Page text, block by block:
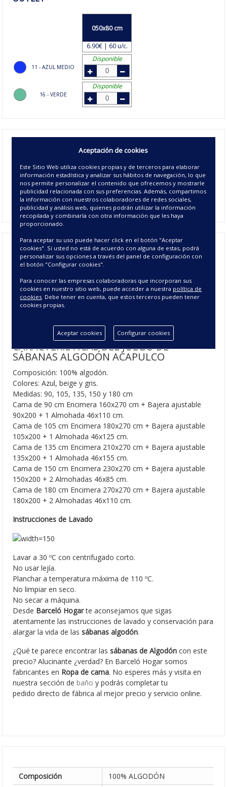
11 - AZUL MEDIO
16 - VERDE
050x80 cm
6.90€ | 60 u/c.
Disponible
Disponible
Juego de sábanas de algodón Acapulco
un fresco dibujo de hojas de palmeras. Disponible en colores
azules o verdes, y cinco medidas de cama. ¿Te apetece crear
un ambiente veraniego en el dormitorio? Con el juego
desábanas de algodón 100%y una de nuestras colchas
jacquard podrás conseguirlo.
Juego de Sábanas Acapulco - Sábanas
Estampadas 100% algodón
Losjuegos de sábanas algodón 100 por 100las hace
CARACTERÍSTICAS DEL JUEGO DE
SÁBANAS ALGODÓN ACAPULCO
Composición: 100% algodón.
Colores: Azul, beige y gris.
Medidas: 90, 105, 135, 150 y 180 cm
Cama de 90 cm Encimera 160x270 cm + Bajera ajustable
90x200 + 1 Almohada 46x110 cm.
Cama de 105 cm Encimera 180x270 cm + Bajera ajustable
105x200 + 1 Almohada 46x125 cm.
Cama de 135 cm Encimera 210x270 cm + Bajera ajustable
135x200 + 1 Almohada 46x155 cm.
Cama de 150 cm Encimera 230x270 cm + Bajera ajustable
150x200 + 2 Almohadas 46x85 cm.
Cama de 180 cm Encimera 270x270 cm + Bajera ajustable
180x200 + 2 Almohadas 46x110 cm.
Instrucciones de Lavado
Lavar a 30 ºC con centrifugado corto.
No usar lejía.
Planchar a temperatura máxima de 110 ºC.
No limpiar en seco.
No secar a máquina.
Desde Barceló Hogarte aconsejamos que sigas
atentamente las instrucciones de lavado y conservación para
alargar la vida de lassábanas algodón.
¿Qué te parece encontrar lassábanas de Algodón con este
precio? Alucinante ¿verdad? En Barceló Hogar somos
fabricantes en Ropa de cama. No esperes más y visita en
nuestra sección debaño y podrás completar tu
pedido directo de fábrica al mejor precio y servicio online.
Composición 100% ALGODÓN
Aceptación de cookies
Este Sitio Web utiliza cookies propias y de terceros para elaborar
información estadística y analizar sus hábitos de navegación, lo que
nos permite personalizar el contenido que ofrecemos y mostrarle
publicidad relacionada con sus preferencias. Además, compartimos
la información con nuestros colaboradores de redes sociales,
publicidad y análisis web, quienes podrán utilizar la información
recopilada y combinarla con otra información que les haya
proporcionado.
Para aceptar su uso puede hacer click en el botón "Aceptar
cookies". Si usted no está de acuerdo con alguna de estas, podrá
personalizar sus opciones a través del panel de configuración con
el botón "Configurar cookies".
Para conocer las empresas colaboradoras que incorporan sus
cookies en nuestro sitio web, puede acceder a nuestra política de
cookies . Debe tener en cuenta, que estos terceros pueden tener
cookies propias.
Aceptar cookies Configurar cookies